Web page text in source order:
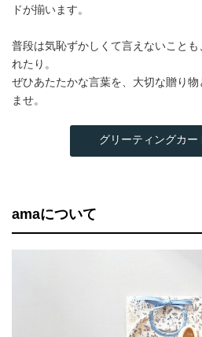
ドが揃います。
普段は気恥ずかしくて言えないこと
れたり。
ぜひあたたかな言葉を、大切な贈り
ませ。
グリーティングカー
amaについて